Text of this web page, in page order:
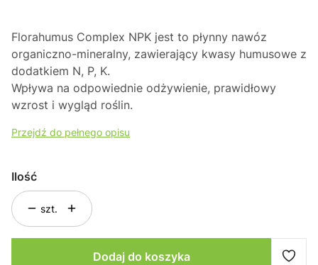
Florahumus Complex NPK jest to płynny nawóz
organiczno-mineralny, zawierający kwasy humusowe z
dodatkiem N, P, K.
Wpływa na odpowiednie odżywienie, prawidłowy
wzrost i wygląd roślin.
Przejdź do pełnego opisu
Ilość
szt.
Dodaj do koszyka